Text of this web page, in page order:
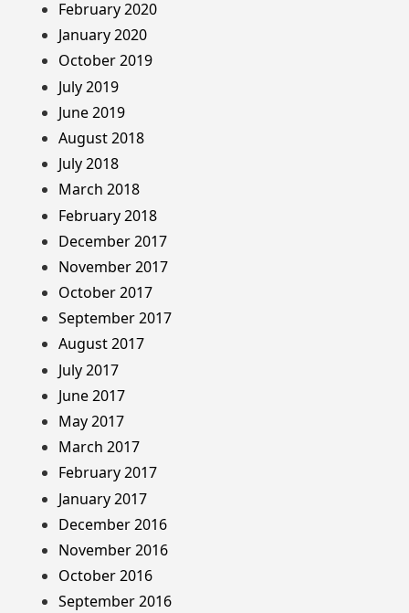
February 2020
January 2020
October 2019
July 2019
June 2019
August 2018
July 2018
March 2018
February 2018
December 2017
November 2017
October 2017
September 2017
August 2017
July 2017
June 2017
May 2017
March 2017
February 2017
January 2017
December 2016
November 2016
October 2016
September 2016